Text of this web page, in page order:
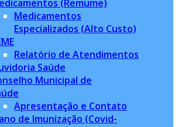
(Remume)
Medicamentos
Especializados (Alto Custo)
Relatório de Atendimentos
Saúde
Municipal de
Apresentação e Contato
de Imunização (Covid-